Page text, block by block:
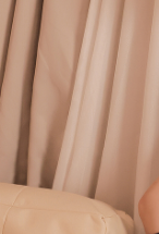
任。
４．使用「AFTEE先
時審查核予不同之上
請求用戶進行身份認證
５．嚴禁一人註冊多
恩沛科技股份有限公
每筆NT$100，滿
國家/地區配送